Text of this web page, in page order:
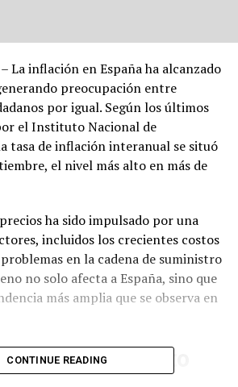
La inflación en España ha alcanzado
preocupación entre
por igual. Según los últimos
el Instituto Nacional de
tasa de inflación interanual se situó
el nivel más alto en más de
ha sido impulsado por una
incluidos los crecientes costos
en la cadena de suministro
no solo afecta a España, sino que
más amplia que se observa en
del Aumento
CONTINUE READING